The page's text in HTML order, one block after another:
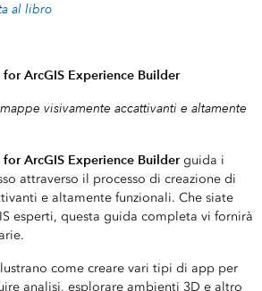
al libro
ArcGIS Experience Builder
visivamente accattivanti e altamente
ArcGIS Experience Builderguida i
attraverso il processo di creazione di
e altamente funzionali. Che siate
esperti, questa guida completa vi fornirà
come creare vari tipi di app per
analisi, esplorare ambienti 3D e altro